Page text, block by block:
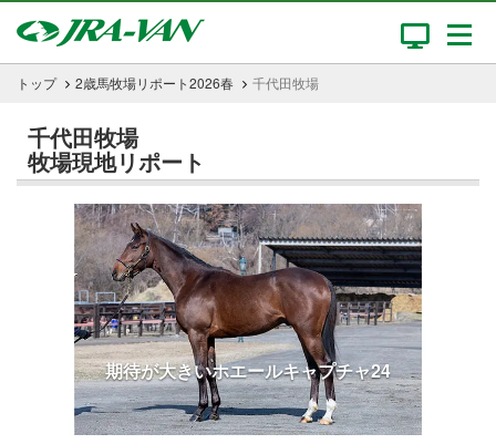
トップ 2歳馬牧場リポート2026春 千代田牧場
千代田牧場
牧場現地リポート
期待が大きいホエールキャプチャ24